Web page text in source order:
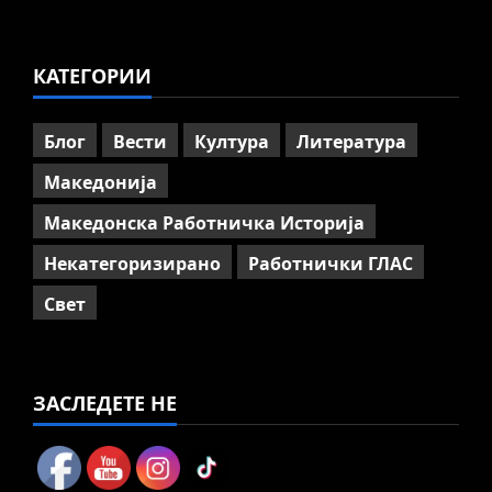
5
ССМ: Потребно е предвремено
пензионирање, а не
зголемување на пензиската
July 9, 2026 0
КАТЕГОРИИ
Блог Вести Култура
Литература
Македонија
Македонска Работничка Историја
Некатегоризирано
Работнички ГЛАС
Свет
ЗАСЛЕДЕТЕ НЕ